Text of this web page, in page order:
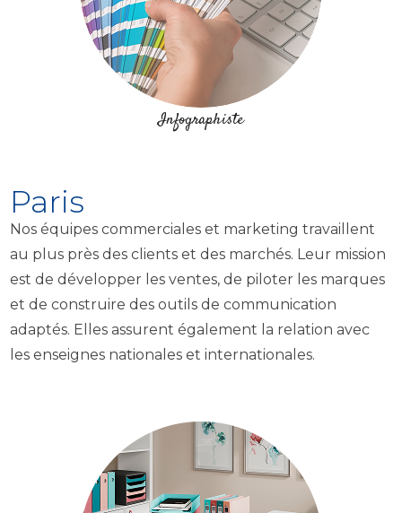
Infographiste
Paris
Nos équipes commerciales et marketing travaillent
au plus près des clients et des marchés. Leur mission
est de développer les ventes, de piloter les marques
et de construire des outils de communication
adaptés. Elles assurent également la relation avec
les enseignes nationales et internationales.